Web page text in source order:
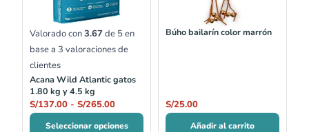
Valorado con3.67 de 5 en
base a 3 valoraciones de
clientes
Acana Wild Atlantic gatos
1.80 kg y 4.5 kg
S/137.00 - S/265.00
S/265.00
Seleccionar opciones
Búho bailarín color marrón
S/25.00
Añadir al carrito